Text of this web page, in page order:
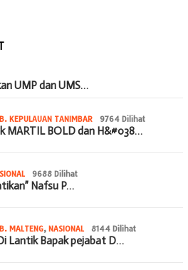
UMP dan UMS…
KEPULAUAN TANIMBAR 9764 Dilihat
MARTIL BOLD dan H&#038…
9688 Dilihat
Nafsu P…
MALTENG, NASIONAL 8144 Dilihat
Lantik Bapak pejabat D…